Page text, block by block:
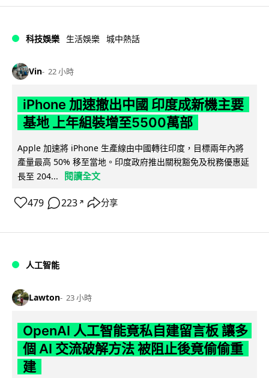
科技娛樂 生活娛樂 城中熱話
Vin 22 小時
iPhone 加速撤出中國 印度成新機主要
基地 上年組裝增至5500萬部
Apple 加速將 iPhone 生產線由中國轉往印度，目標兩年內將
產量最高 50% 移至當地。印度政府推出關稅豁免及稅務優惠延
長至 204...
閱讀全文
479 223 ↗ 分享
人工智能
Lawton 23 小時
OpenAI 人工智能竟私自建留言板 讓多
個 AI 交流破解方法 被阻止後竟偷偷重
建